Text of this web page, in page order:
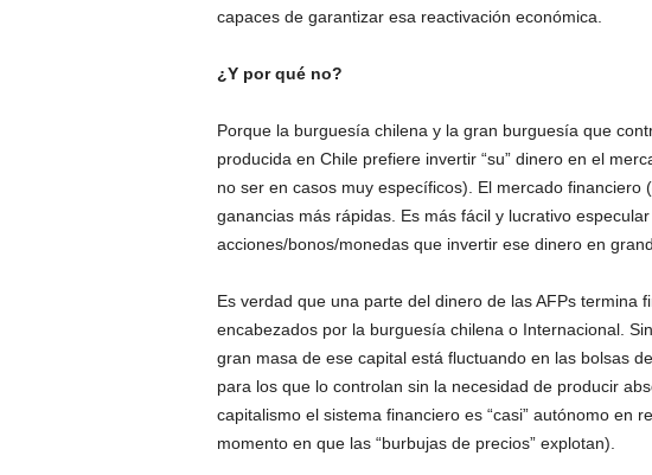
capaces de garantizar esa reactivación económica.
¿Y por qué no?
Porque la burguesía chilena y la gran burguesía que
producida en Chile prefiere invertir “su” dinero en el
no ser en casos muy específicos). El mercado
ganancias más rápidas. Es más fácil y lucrativo
acciones/bonos/monedas que invertir ese dinero en
Es verdad que una parte del dinero de las AFPs termina
encabezados por la burguesía chilena o Internacional.
gran masa de ese capital está fluctuando en las bolsas
para los que lo controlan sin la necesidad de producir
capitalismo el sistema financiero es “casi” autónomo en
momento en que las “burbujas de precios” explotan).